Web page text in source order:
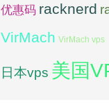
优惠码 racknerd
VirMach VirMach vps
日本vps 美国